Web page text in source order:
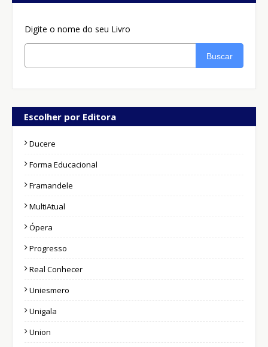
Digite o nome do seu Livro
Buscar
Escolher por Editora
Ducere
Forma Educacional
Framandele
MultiAtual
Ópera
Progresso
Real Conhecer
Uniesmero
Unigala
Union